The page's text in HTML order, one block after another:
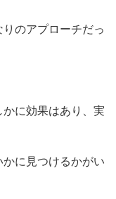
のアプローチだっ
に効果はあり、実
に見つけるかがい